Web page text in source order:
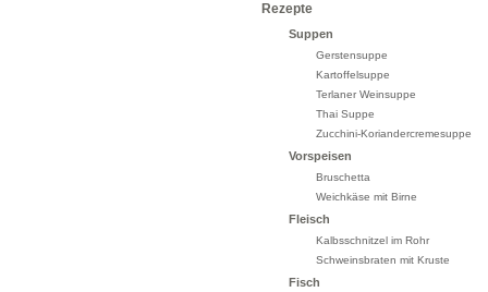
Rezepte
Suppen
Gerstensuppe
Kartoffelsuppe
Terlaner Weinsuppe
Thai Suppe
Zucchini-Koriandercremesuppe
Vorspeisen
Bruschetta
Weichkäse mit Birne
Fleisch
Kalbsschnitzel im Rohr
Schweinsbraten mit Kruste
Fisch